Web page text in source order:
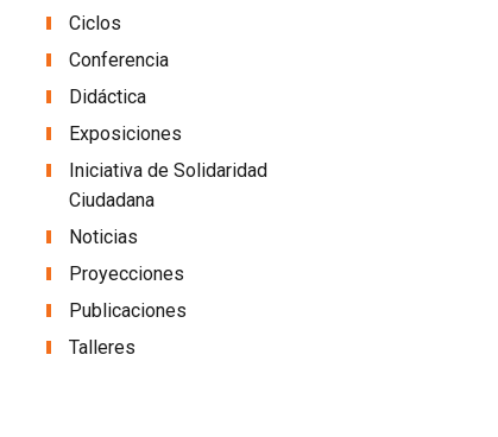
Ciclos
Conferencia
Didáctica
Exposiciones
Iniciativa de Solidaridad
Ciudadana
Noticias
Proyecciones
Publicaciones
Talleres